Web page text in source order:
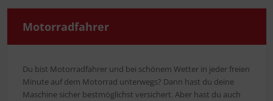
Motor­rad­fah­rer
Du bist Motor­rad­fah­rer und bei schö­nem Wet­ter in jeder frei­en
Minu­te auf dem Motor­rad unter­wegs? Dann hast du dei­ne
Maschi­ne sicher best­mög­lichst ver­si­chert. Aber hast du auch